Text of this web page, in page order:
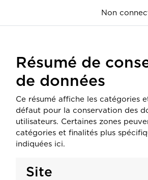
Non
Résumé de
de données
Ce résumé affiche les catégories
défaut pour la conservation des
utilisateurs. Certaines zones
catégories et finalités plus
indiquées ici.
Site